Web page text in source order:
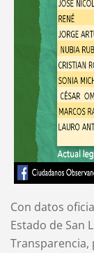
Con datos
Estado de San